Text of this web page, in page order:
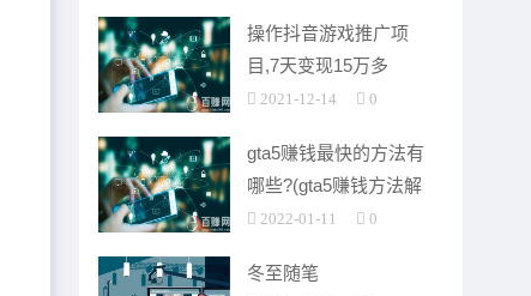
操作抖音游戏推广项
目,7天变现15万多
2021-12-14 0
gta5赚钱最快的方法有
哪些?(gta5赚钱方法解
析)2022-01-11 0
冬至随笔